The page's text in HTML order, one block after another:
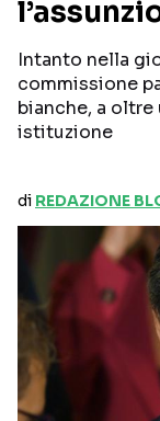
Intanto nella
commissione
bianche, a oltre
istituzione
di REDAZIONE